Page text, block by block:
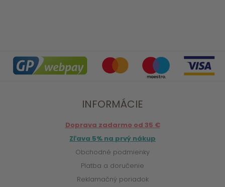
INFORMÁCIE
Doprava zadarmo od 35 €
Zľava 5% na prvý nákup
Obchodné podmienky
Platba a doručenie
Reklamačný poriadok